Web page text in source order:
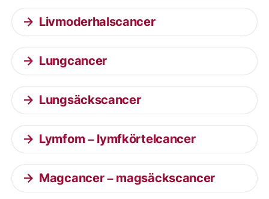
Livmoderhalscancer
Lungcancer
Lungsäckscancer
Lymfom – lymfkörtelcancer
Magcancer – magsäckscancer